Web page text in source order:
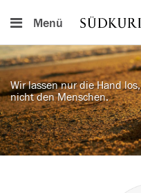
Menü
Wir lassen nur die Hand los,
nicht den Menschen.